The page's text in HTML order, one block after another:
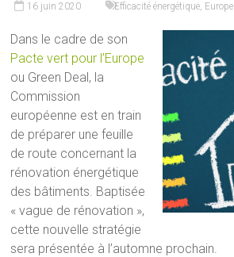
16 juin 2020 Efficacité énergétique Europe
Dans le cadre de son
Pacte vert pour l’Europe
ou Green Deal, la
Commission
européenne est en train
de préparer une feuille
de route concernant la
rénovation énergétique
des bâtiments. Baptisée
« vague de rénovation »,
cette nouvelle stratégie
sera présentée à l’automne prochain.